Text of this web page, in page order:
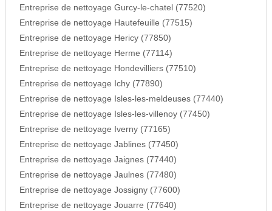
Entreprise de nettoyage Gurcy-le-chatel (77520)
Entreprise de nettoyage Hautefeuille (77515)
Entreprise de nettoyage Hericy (77850)
Entreprise de nettoyage Herme (77114)
Entreprise de nettoyage Hondevilliers (77510)
Entreprise de nettoyage Ichy (77890)
Entreprise de nettoyage Isles-les-meldeuses (77440)
Entreprise de nettoyage Isles-les-villenoy (77450)
Entreprise de nettoyage Iverny (77165)
Entreprise de nettoyage Jablines (77450)
Entreprise de nettoyage Jaignes (77440)
Entreprise de nettoyage Jaulnes (77480)
Entreprise de nettoyage Jossigny (77600)
Entreprise de nettoyage Jouarre (77640)